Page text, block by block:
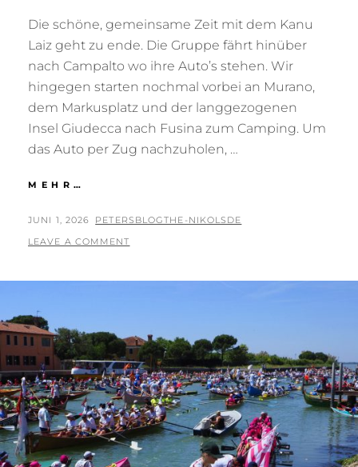
Die schöne, gemeinsame Zeit mit dem Kanu
Laiz geht zu ende. Die Gruppe fährt hinüber
nach Campalto wo ihre Auto’s stehen. Wir
hingegen starten nochmal vorbei an Murano,
dem Markusplatz und der langgezogenen
Insel Giudecca nach Fusina zum Camping. Um
das Auto per Zug nachzuholen, …
MEHR…
KIRCHE
DORF
POSTED
ON
JUNI 1, 2026 BY
PETERSBLOGTHE-NIKOLSDE
LEAVE A COMMENT